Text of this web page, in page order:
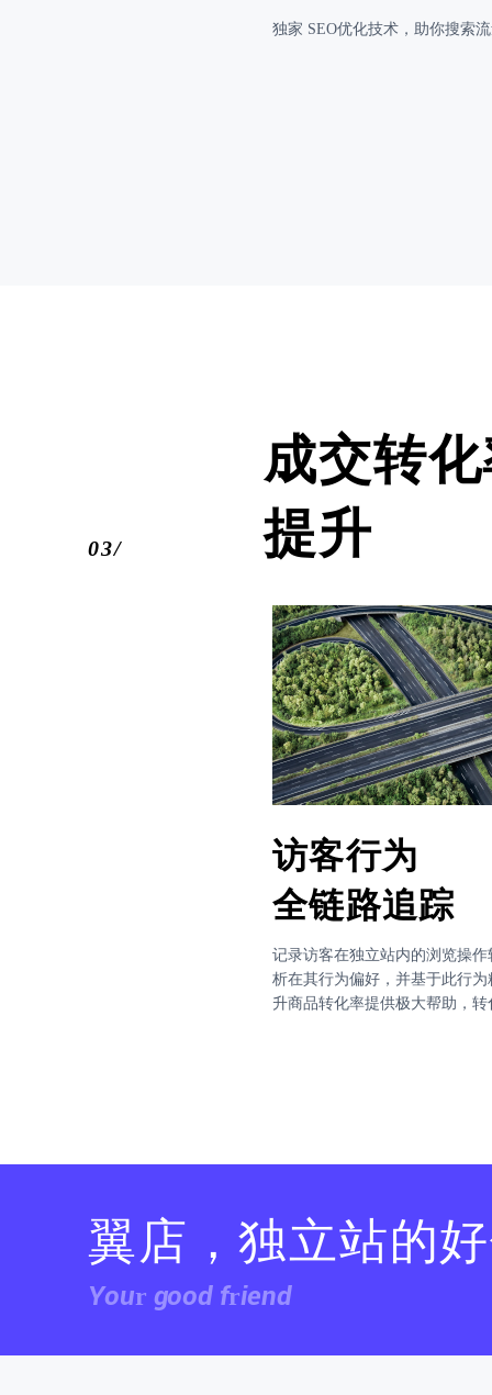
独家 SEO优化技术，助你搜索
03/
成交转
提升
访客行为
全链路追踪
记录访客在独立站内的浏览操
析在其行为偏好，并基于此行
升商品转化率提供极大帮助，
翼店，独立站的
Your good friend